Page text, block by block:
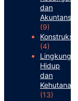
dan
Akuntansi
(9)
Konstruksi
(4)
Lingkungan
Hidup
dan
Kehutanan
(13)